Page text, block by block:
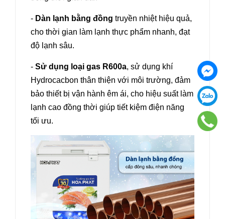
- Dàn lạnh bằng đồng truyền nhiệt hiệu quả,
cho thời gian làm lạnh thực phẩm nhanh, đạt
độ lạnh sâu.
- Sử dụng loại gas R600a, sử dụng khí
Hydrocacbon thân thiện với môi trường, đảm
bảo thiết bị vận hành êm ái, cho hiệu suất làm
lạnh cao đồng thời giúp tiết kiệm điện năng
tối ưu.